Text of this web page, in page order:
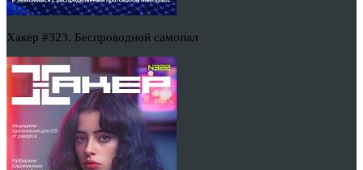
Хакер #323. Беспроводной самопал